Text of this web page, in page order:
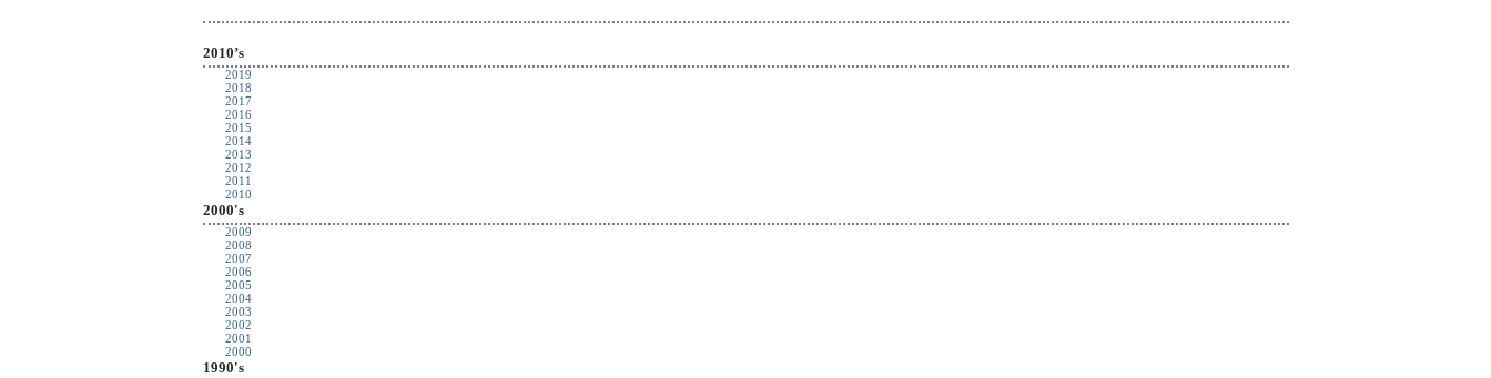
2010’s
2019
2018
2017
2016
2015
2014
2013
2012
2011
2010
2000's
2009
2008
2007
2006
2005
2004
2003
2002
2001
2000
1990's